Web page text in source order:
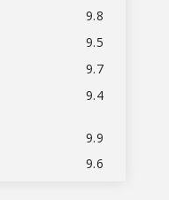
9.8
9.5
9.7
9.4
9.9
9.6